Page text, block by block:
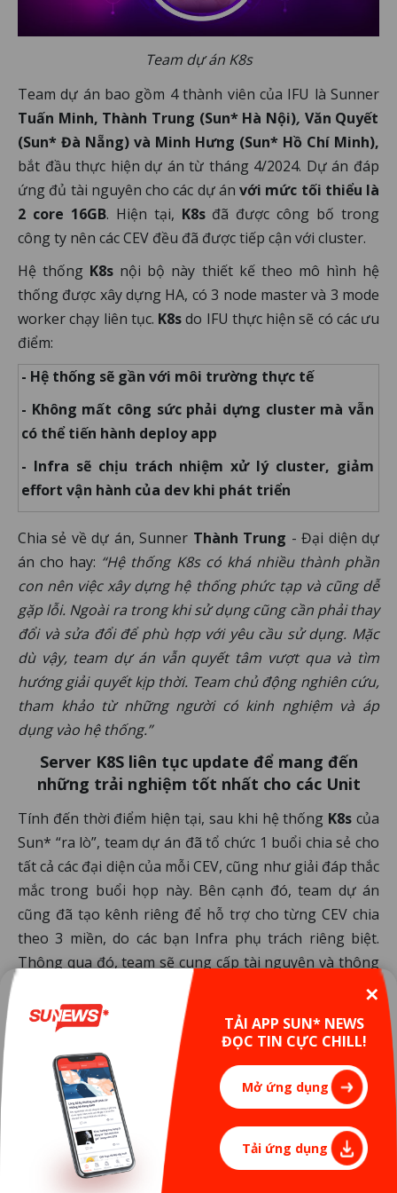
Team dự án K8s
Team dự án bao gồm 4 thành viên của IFU là Sunner
Tuấn Minh, Thành Trung (Sun* Hà Nội), Văn Quyết
(Sun* Đà Nẵng) và Minh Hưng (Sun* Hồ Chí Minh),
bắt đầu thực hiện dự án từ tháng 4/2024. Dự án đáp
ứng đủ tài nguyên cho các dự án với mức tối thiểu là
2 core 16GB. Hiện tại, K8sđã được công bố trong
công ty nên các CEV đều đã được tiếp cận với cluster.
Hệ thống K8s nội bộ này thiết kế theo mô hình hệ
thống được xây dựng HA, có 3 node master và 3 mode
worker chạy liên tục. K8sdo IFU thực hiện sẽ có các ưu
điểm:
- Hệ thống sẽ gần với môi trường thực tế
- Không mất công sức phải dựng cluster mà vẫn
có thể tiến hành deploy app
- Infra sẽ chịu trách nhiệm xử lý cluster, giảm
effort vận hành của dev khi phát triển
Chia sẻ về dự án, Sunner Thành Trung - Đại diện dự
án cho hay: “Hệ thống K8s có khá nhiều thành phần
con nên việc xây dựng hệ thống phức tạp và cũng dễ
gặp lỗi. Ngoài ra trong khi sử dụng cũng cần phải thay
đổi và sửa đổi để phù hợp với yêu cầu sử dụng. Mặc
dù vậy, team dự án vẫn quyết tâm vượt qua và tìm
hướng giải quyết kịp thời. Team chủ động nghiên cứu,
tham khảo từ những người có kinh nghiệm và áp
dụng vào hệ thống.”
Server K8S liên tục update để mang đến
những trải nghiệm tốt nhất cho các Unit
Tính đến thời điểm hiện tại, sau khi hệ thống K8s của
Sun* “ra lò”, team dự án đã tổ chức 1 buổi chia sẻ cho
tất cả các đại diện của mỗi CEV, cũng như giải đáp thắc
mắc trong buổi họp này. Bên cạnh đó, team dự án
cũng đã tạo kênh riêng để hỗ trợ cho từng CEV chia
theo 3 miền, do các bạn Infra phụ trách riêng biệt.
Thông qua đó, team sẽ cung cấp tài nguyên và thông
tin để các Unit có thể làm quen.
✕
TẢI APP SUN* NEWS
ĐỌC TIN CỰC CHILL!
Mở ứng dụng
Tải ứng dụng